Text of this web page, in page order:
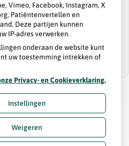
gegeven voor
die nodig is om dit te
zien.
wijzigen
Online|Beheer
Bezoek
onze
Vimeo, Facebook, Instagram, X
Patiëntenvertellen en
Deze partijen kunnen
IP-adres verwerken.
onderaan de website kunt
uw toestemming intrekken of
Privacy- en Cookieverklaring.
Instellingen
Weigeren